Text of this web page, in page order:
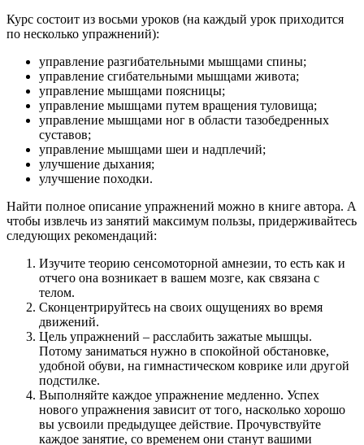
Курс состоит из восьми уроков (на каждый урок приходится
по несколько упражнений):
управление разгибательными мышцами спины;
управление сгибательными мышцами живота;
управление мышцами поясницы;
управление мышцами путем вращения туловища;
управление мышцами ног в области тазобедренных
суставов;
управление мышцами шеи и надплечий;
улучшение дыхания;
улучшение походки.
Найти полное описание упражнений можно в книге автора. А
чтобы извлечь из занятий максимум пользы, придерживайтесь
следующих рекомендаций:
Изучите теорию сенсомоторной амнезии, то есть как и
отчего она возникает в вашем мозге, как связана с
телом.
Сконцентрируйтесь на своих ощущениях во время
движений.
Цель упражнений – расслабить зажатые мышцы.
Потому заниматься нужно в спокойной обстановке,
удобной обуви, на гимнастическом коврике или другой
подстилке.
Выполняйте каждое упражнение медленно. Успех
нового упражнения зависит от того, насколько хорошо
вы усвоили предыдущее действие. Прочувствуйте
каждое занятие, со временем они станут вашими